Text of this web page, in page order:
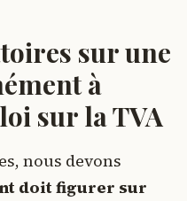
sur une
à
sur la TVA
nous devons
doit figurer sur